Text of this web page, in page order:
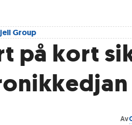
Group
på kort
Av